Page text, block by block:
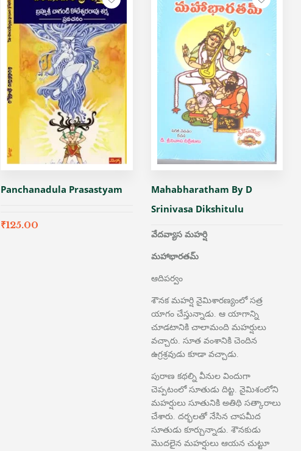
Panchanadula Prasastyam
₹125.00
Mahabharatham By D
Srinivasa Dikshitulu
వేదవ్యాస మహర్షి
మహాభారతమ్
ఆదిపర్వం
శౌనక మహర్షి నైమిశారణ్యంలో సత్ర
యాగం చేస్తున్నాడు. ఆ యాగాన్ని
చూడటానికి చాలామంది మహర్షులు
వచ్చారు. సూత వంశానికి చెందిన
ఉగ్రశ్రవుడు కూడా వచ్చాడు.
పురాణ కథల్ని వీనుల విందుగా
చెప్పటంలో సూతుడు దిట్ట. నైమిశంలోని
మహర్షులు సూతునికి అతిథి సత్కారాలు
చేశారు. దర్భలతో నేసిన చాపమీద
సూతుడు కూర్చున్నాడు. శౌనకుడు
మొదలైన మహర్షులు ఆయన చుట్టూ